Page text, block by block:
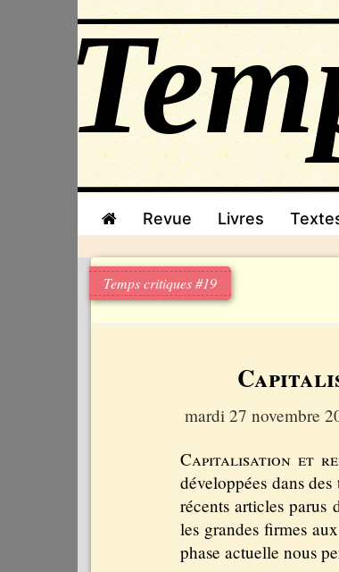
Revue Livres
Temps critiques #19
mardi 27 novembre
Capitalisation et
développées dans
récents articles parus
les grandes firmes
phase actuelle nous